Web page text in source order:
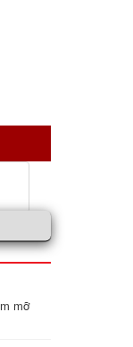
vệ sức khỏe toàn
mỡ